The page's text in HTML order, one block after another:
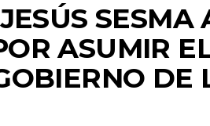
SESMA
ASUMIR
DE